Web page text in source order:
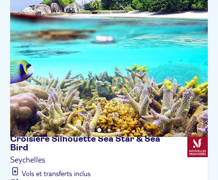
Croisière Silhouette Sea Star & Sea
Bird
Seychelles
Vols et transferts inclus